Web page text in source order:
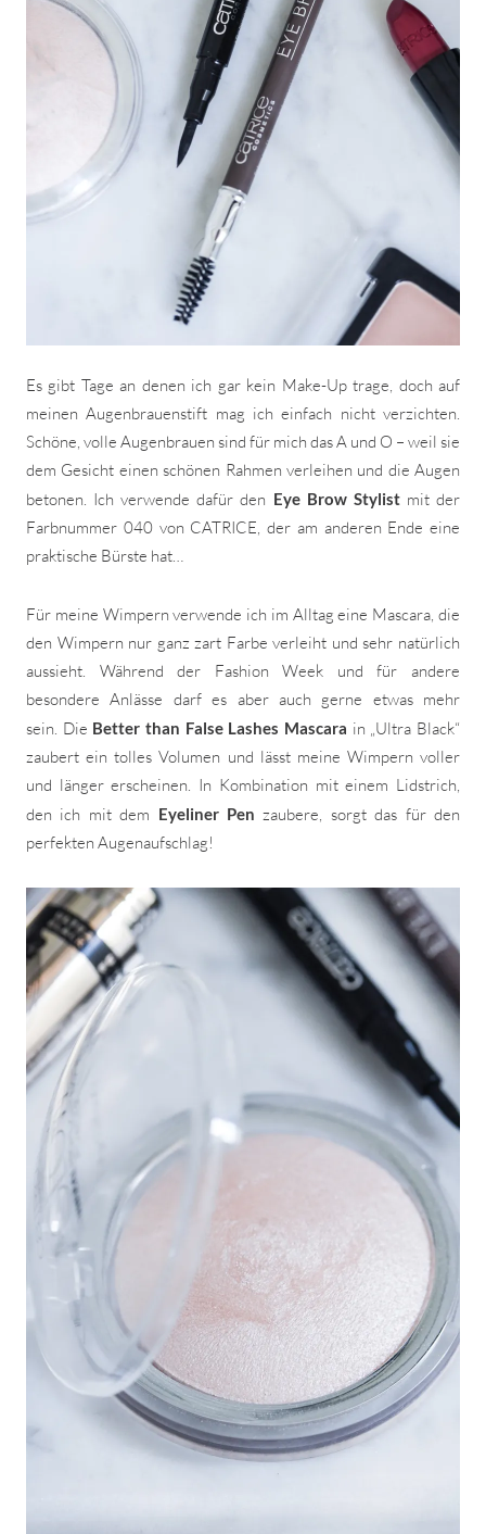
Es gibt Tage an denen ich gar kein Make-Up trage, doch auf
meinen Augenbrauenstift mag ich einfach nicht verzichten.
Schöne, volle Augenbrauen sind für mich das A und O – weil sie
dem Gesicht einen schönen Rahmen verleihen und die Augen
betonen. Ich verwende dafür den Eye Brow Stylistmit der
Farbnummer 040 von CATRICE, der am anderen Ende eine
praktische Bürste hat…
Für meine Wimpern verwende ich im Alltag eine Mascara, die
den Wimpern nur ganz zart Farbe verleiht und sehr natürlich
aussieht. Während der Fashion Week und für andere
besondere Anlässe darf es aber auch gerne etwas mehr
sein. Die Better than False Lashes Mascara in „Ultra Black“
zaubert ein tolles Volumen und lässt meine Wimpern voller
und länger erscheinen. In Kombination mit einem Lidstrich,
den ich mit dem Eyeliner Pen zaubere, sorgt das für den
perfekten Augenaufschlag!